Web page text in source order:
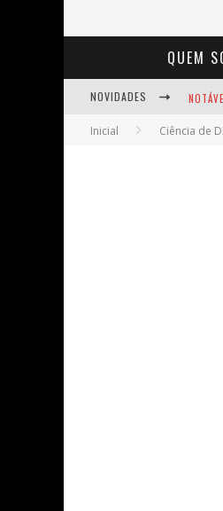
QUEM
NOVIDADES
BAÚ
ENTS:
Inicial Ciência de